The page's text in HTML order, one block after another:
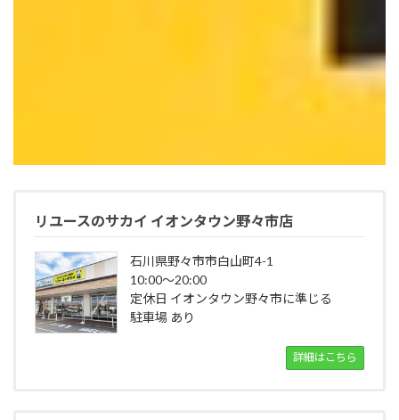
リユースのサカイ イオンタウン野々市店
石川県野々市市白山町4-1
10:00～20:00
定休日 イオンタウン野々市に準じる
駐車場 あり
詳細はこちら